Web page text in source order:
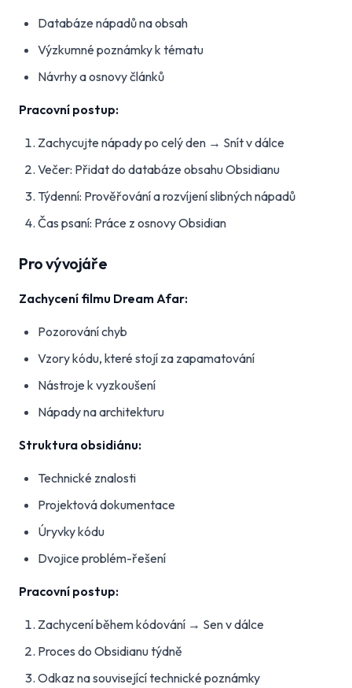
Databáze nápadů na obsah
Výzkumné poznámky k tématu
Návrhy a osnovy článků
Pracovní postup:
Zachycujte nápady po celý den → Snít v dálce
Večer: Přidat do databáze obsahu Obsidianu
Týdenní: Prověřování a rozvíjení slibných nápadů
Čas psaní: Práce z osnovy Obsidian
Pro vývojáře
Zachycení filmu Dream Afar:
Pozorování chyb
Vzory kódu, které stojí za zapamatování
Nástroje k vyzkoušení
Nápady na architekturu
Struktura obsidiánu:
Technické znalosti
Projektová dokumentace
Úryvky kódu
Dvojice problém-řešení
Pracovní postup:
Zachycení během kódování → Sen v dálce
Proces do Obsidianu týdně
Odkaz na související technické poznámky